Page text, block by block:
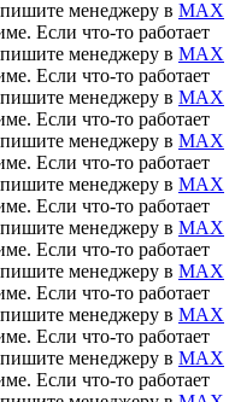
менеджеру в MAX
Если что-то работает
менеджеру в MAX
Если что-то работает
менеджеру в MAX
Если что-то работает
менеджеру в MAX
Если что-то работает
менеджеру в MAX
Если что-то работает
менеджеру в MAX
Если что-то работает
менеджеру в MAX
Если что-то работает
менеджеру в MAX
Если что-то работает
менеджеру в MAX
Если что-то работает